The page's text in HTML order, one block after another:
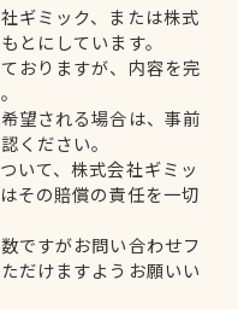
ギミック、または株式
とにしています。
おりますが、内容を完
望される場合は、事前
ください。
いて、株式会社ギミッ
その賠償の責任を一切
ですがお問い合わせフ
だけますようお願いい